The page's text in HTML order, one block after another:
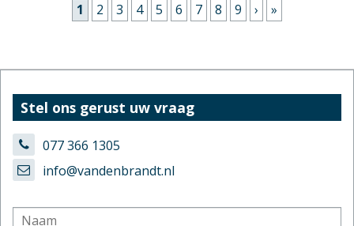
1 2 3 4 5 6 7 8 9 › »
Stel ons gerust uw vraag
077 366 1305
info@vandenbrandt.nl